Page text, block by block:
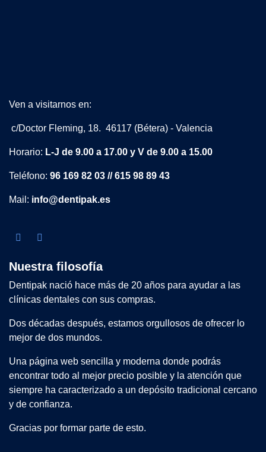
Ven a visitarnos en:
c/Doctor Fleming, 18. 46117 (Bétera) - Valencia
Horario: L-J de 9.00 a 17.00 y V de 9.00 a 15.00
Teléfono: 96 169 82 03 // 615 98 89 43
Mail: info@dentipak.es
Nuestra filosofía
Dentipak nació hace más de 20 años para ayudar a las
clínicas dentales con sus compras.
Dos décadas después, estamos orgullosos de ofrecer lo
mejor de dos mundos.
Una página web sencilla y moderna donde podrás
encontrar todo al mejor precio posible y la atención que
siempre ha caracterizado a un depósito tradicional cercano
y de confianza.
Gracias por formar parte de esto.